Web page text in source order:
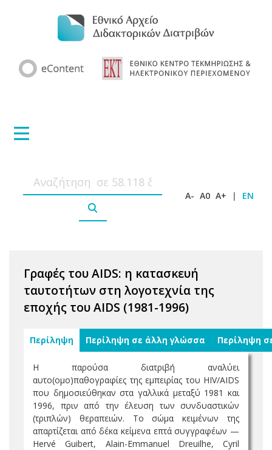
A- A0 A+ | EN
Γραφές του AIDS: η κατασκευή
ταυτοτήτων στη λογοτεχνία της
εποχής του AIDS (1981-1996)
Περίληψη Περίληψη σε άλλη γλώσσα Περίληψη
Η παρούσα διατριβή αναλύει
αυτο(ομο)παθογραφίες της εμπειρίας του HIV/AIDS
που δημοσιεύθηκαν στα γαλλικά μεταξύ 1981 και
1996, πριν από την έλευση των συνδυαστικών
(τριπλών) θεραπειών. Το σώμα κειμένων της
απαρτίζεται από δέκα κείμενα επτά συγγραφέων —
Hervé Guibert, Alain-Emmanuel Dreuilhe, Cyril